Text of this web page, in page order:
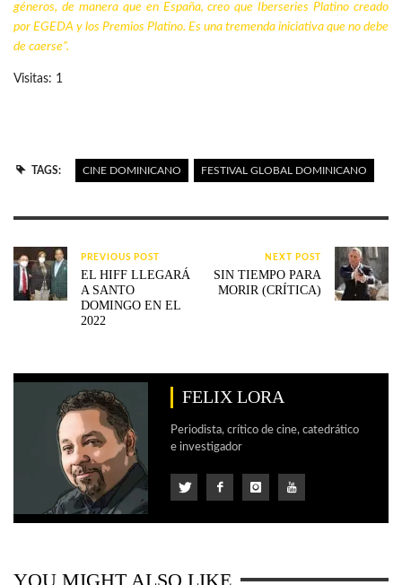
géneros, de manera que en España, creo queIberseries Platino creado
por EGEDA y los Premios Platino. Es una tremenda iniciativa que no debe
de caerse”.
Visitas: 1
TAGS: CINE DOMINICANO FESTIVAL GLOBAL DOMINICANO
PREVIOUS POST
EL HIFF LLEGARÁ
A SANTO
DOMINGO EN EL
2022
NEXT POST
SIN TIEMPO PARA
MORIR (CRÍTICA)
FELIX LORA
Periodista, crítico de cine, catedrático
e investigador
YOU MIGHT ALSO LIKE